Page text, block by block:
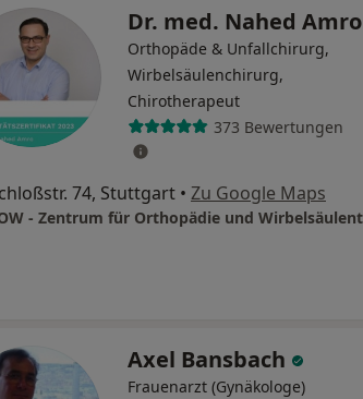
Dr. med. Nahed Amro
Orthopäde & Unfallchirurg,
Wirbelsäulenchirurg,
Chirotherapeut
373 Bewertungen
74, Stuttgart • Zu Google Maps
Axel Bansbach
Frauenarzt (Gynäkologe)